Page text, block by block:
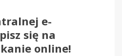
e-
się na
online!